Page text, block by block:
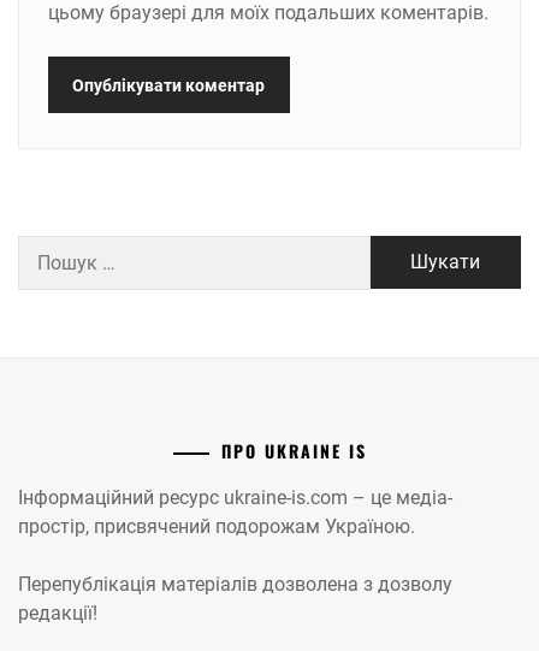
цьому браузері для моїх подальших коментарів.
ПРО UKRAINE IS
Інформаційний ресурс ukraine-is.com – це медіа-
простір, присвячений подорожам Україною.
Перепублікація матеріалів дозволена з дозволу
редакції!